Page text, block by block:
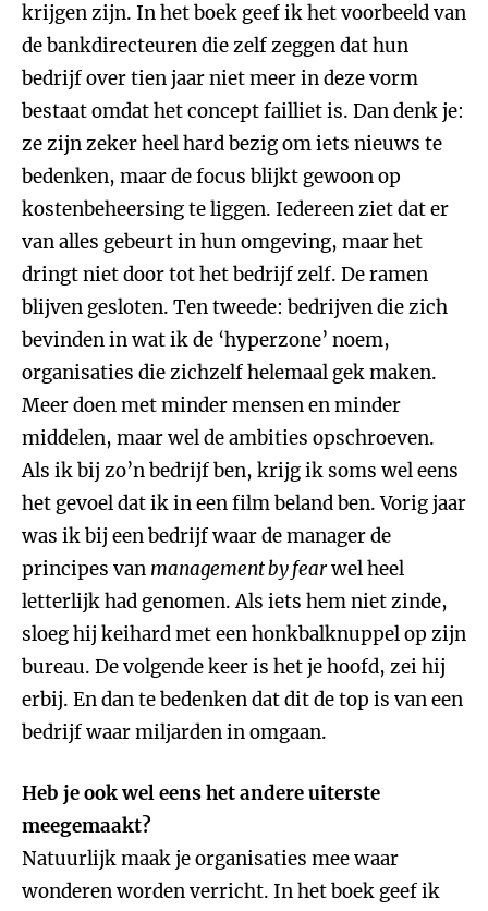
krijgen zijn. In het boek geef ik het voorbeeld van
de bankdirecteuren die zelf zeggen dat hun
bedrijf over tien jaar niet meer in deze vorm
bestaat omdat het concept failliet is. Dan denk je:
ze zijn zeker heel hard bezig om iets nieuws te
bedenken, maar de focus blijkt gewoon op
kostenbeheersing te liggen. Iedereen ziet dat er
van alles gebeurt in hun omgeving, maar het
dringt niet door tot het bedrijf zelf. De ramen
blijven gesloten. Ten tweede: bedrijven die zich
bevinden in wat ik de ‘hyperzone’ noem,
organisaties die zichzelf helemaal gek maken.
Meer doen met minder mensen en minder
middelen, maar wel de ambities opschroeven.
Als ik bij zo’n bedrijf ben, krijg ik soms wel eens
het gevoel dat ik in een film beland ben. Vorig jaar
was ik bij een bedrijf waar de manager de
principes van management by fearwel heel
letterlijk had genomen. Als iets hem niet zinde,
sloeg hij keihard met een honkbalknuppel op zijn
bureau. De volgende keer is het je hoofd, zei hij
erbij. En dan te bedenken dat dit de top is van een
bedrijf waar miljarden in omgaan.
Heb je ook wel eens het andere uiterste
meegemaakt?
Natuurlijk maak je organisaties mee waar
wonderen worden verricht. In het boek geef ik